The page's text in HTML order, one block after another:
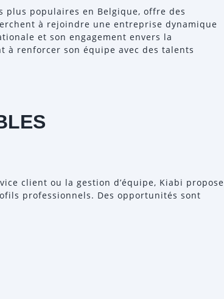
plus populaires en Belgique, offre des
à rejoindre une entreprise dynamique
et son engagement envers la
à renforcer son équipe avec des talents
client ou la gestion d’équipe, Kiabi propose
professionnels. Des opportunités sont